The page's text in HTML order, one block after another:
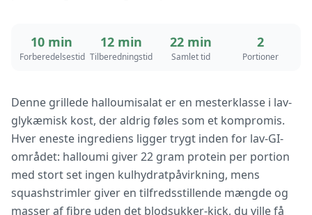
10 min
Forberedelsestid
12 min
Tilberedningstid
22 min
Samlet tid
2
Portioner
Denne grillede halloumisalat er en mesterklasse i lav-
glykæmisk kost, der aldrig føles som et kompromis.
Hver eneste ingrediens ligger trygt inden for lav-GI-
området: halloumi giver 22 gram protein per portion
med stort set ingen kulhydratpåvirkning, mens
squashstrimler giver en tilfredsstillende mængde og
masser af fibre uden det blodsukker-kick, du ville få